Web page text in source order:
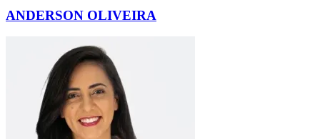
ANDERSON OLIVEIRA